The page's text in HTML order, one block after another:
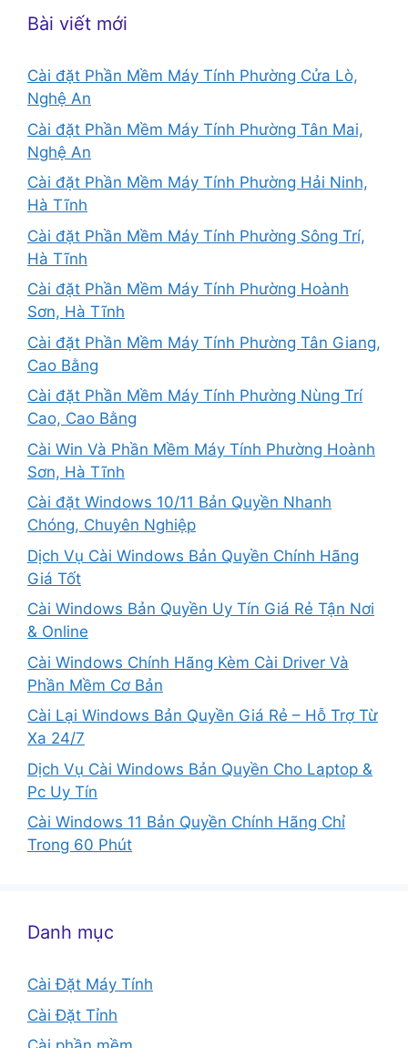
Bài viết mới
Cài đặt Phần Mềm Máy Tính Phường Cửa Lò,
Nghệ An
Cài đặt Phần Mềm Máy Tính Phường Tân Mai,
Nghệ An
Cài đặt Phần Mềm Máy Tính Phường Hải Ninh,
Hà Tĩnh
Cài đặt Phần Mềm Máy Tính Phường Sông Trí,
Hà Tĩnh
Cài đặt Phần Mềm Máy Tính Phường Hoành
Sơn, Hà Tĩnh
Cài đặt Phần Mềm Máy Tính Phường Tân Giang,
Cao Bằng
Cài đặt Phần Mềm Máy Tính Phường Nùng Trí
Cao, Cao Bằng
Cài Win Và Phần Mềm Máy Tính Phường Hoành
Sơn, Hà Tĩnh
Cài đặt Windows 10/11 Bản Quyền Nhanh
Chóng, Chuyên Nghiệp
Dịch Vụ Cài Windows Bản Quyền Chính Hãng
Giá Tốt
Cài Windows Bản Quyền Uy Tín Giá Rẻ Tận Nơi
& Online
Cài Windows Chính Hãng Kèm Cài Driver Và
Phần Mềm Cơ Bản
Cài Lại Windows Bản Quyền Giá Rẻ – Hỗ Trợ Từ
Xa 24/7
Dịch Vụ Cài Windows Bản Quyền Cho Laptop &
Pc Uy Tín
Cài Windows 11 Bản Quyền Chính Hãng Chỉ
Trong 60 Phút
Danh mục
Cài Đặt Máy Tính
Cài Đặt Tỉnh